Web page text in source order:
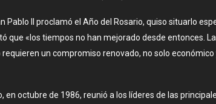
Pablo II proclamó el Año del Rosario, quiso situarlo
que «los tiempos no han mejorado desde entonces.
un compromiso renovado, no solo
en octubre de 1986, reunió a los líderes de las